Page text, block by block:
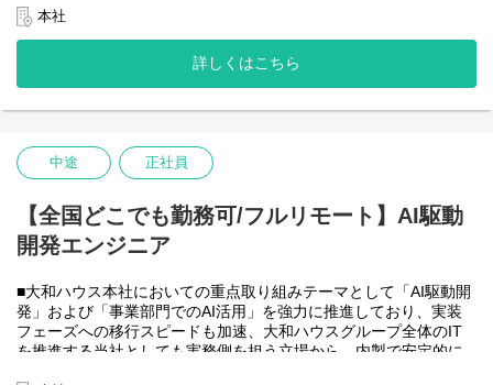
業務フローのヒアリングからRPAロボットが代替する要件定義、
シナリオ作成をもとにした開発作業を担当いただきます。導入後
ます。使用ツールの制約があり、1人で1案件を担当します。
使用ツール：
-UiPath
-AI-OCR/DX Suite
-MySQL など
せん。
また、働く時間に制限もなく、月160時間の勤務で、午前５時～２
２時までの間であれば、自由な時間に働いていただけます。業務
を途中で中断したり、働く時間を調整できるので、家事、育児、
ることが一番の生産性向上につながると思っておりますのでフル
・開発チーム(６名)
ループ会社に必要なRPA(UiPath)の導入・開発を一人一案件担当し
ていただきヒアリングからお任せします。
工期は短い物だと１カ月から長い物だと半年くらいの物が多いで
・運用保守チーム(２名)
大和ハウスグループ全体のIT・DXを推進する当社にて、自社やグ
ループ会社に導入したRPA(UiPath)の運用、保守、問い合わせ対応
本社
詳しくはこちら
中途 正社員
【全国どこでも勤務可/フルリモート】AI駆動
開発エンジニア
■大和ハウス本社においての重点取り組みテーマとして「AI駆動開
発」および「事業部門でのAI活用」を強力に推進しており、実装
フェーズへの移行スピードも加速、大和ハウスグループ全体のIT
を推進する当社としても実務側を担う立場から、内製で安定的に